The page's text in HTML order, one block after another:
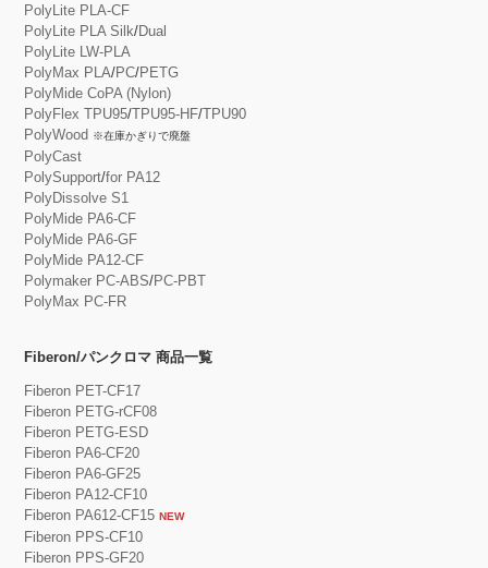
PolyLite PLA-CF
PolyLite PLA Silk/Dual
PolyLite LW-PLA
PolyMax PLA/PC/PETG
PolyMide CoPA (Nylon)
PolyFlex TPU95/TPU95-HF/TPU90
PolyWood ※在庫かぎりで廃盤
PolyCast
PolySupport/for PA12
PolyDissolve S1
PolyMide PA6-CF
PolyMide PA6-GF
PolyMide PA12-CF
Polymaker PC-ABS/PC-PBT
PolyMax PC-FR
Fiberon/パンクロマ 商品一覧
Fiberon PET-CF17
Fiberon PETG-rCF08
Fiberon PETG-ESD
Fiberon PA6-CF20
Fiberon PA6-GF25
Fiberon PA12-CF10
Fiberon PA612-CF15 NEW
Fiberon PPS-CF10
Fiberon PPS-GF20